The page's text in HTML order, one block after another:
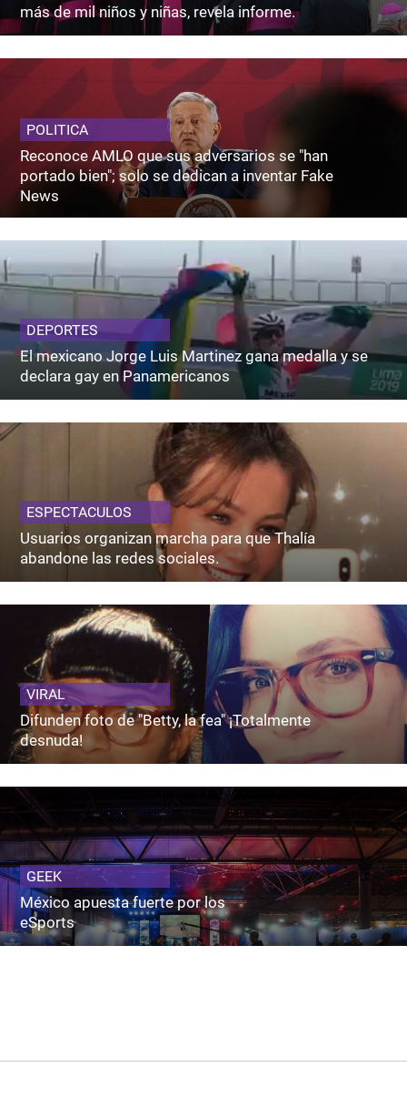
más de mil niños y niñas, revela informe.
POLITICA
Reconoce AMLO que sus adversarios se "han
portado bien"; solo se dedican a inventar Fake
News
DEPORTES
El mexicano Jorge Luis Martinez gana medalla y se
declara gay en Panamericanos
ESPECTACULOS
Usuarios organizan marcha para que Thalía
abandone las redes sociales.
VIRAL
Difunden foto de "Betty, la fea" ¡Totalmente
desnuda!
GEEK
México apuesta fuerte por los
eSports